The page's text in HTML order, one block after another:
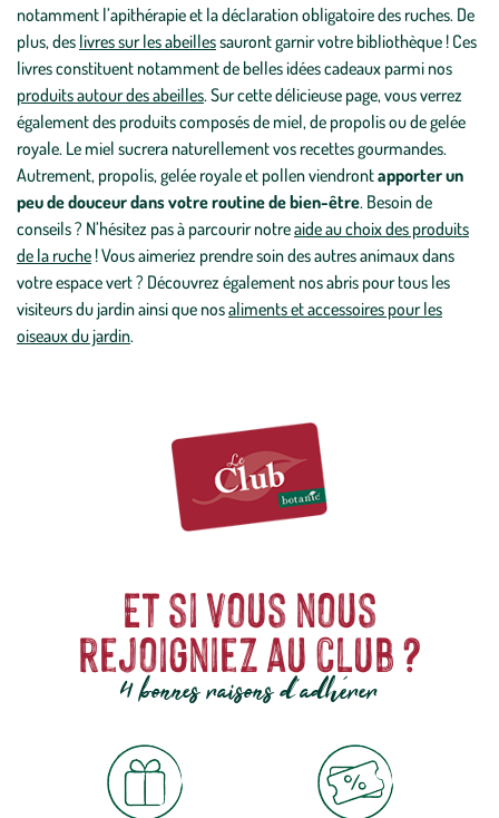
notamment l’apithérapie et la déclaration obligatoire des ruches. De
plus, des livres sur les abeillessauront garnir votre bibliothèque ! Ces
livres constituent notamment de belles idées cadeaux parmi nos
produits autour des abeilles. Sur cette délicieuse page, vous verrez
également des produits composés de miel, de propolis ou de gelée
royale. Le miel sucrera naturellement vos recettes gourmandes.
Autrement, propolis, gelée royale et pollen viendrontapporter un
peu de douceur dans votre routine de bien-être. Besoin de
conseils ? N’hésitez pas à parcourir notreaide au choix des produits
de la ruche ! Vous aimeriez prendre soin des autres animaux dans
votre espace vert ? Découvrez également nos abris pour tous les
visiteurs du jardin ainsi que nosaliments et accessoires pour les
oiseaux du jardin.
Et si vous nous
rejoigniez au club ?
4 bonnes raisons d'adhérer